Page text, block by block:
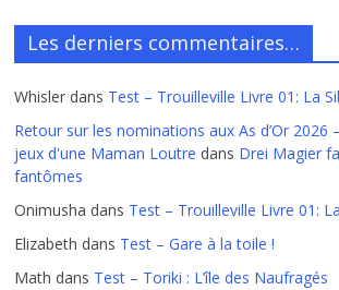
Les derniers commentaires…
Whisler dans Test – Trouilleville Livre 01: La
Retour sur les nominations aux As d’Or 2026
jeux d'une Maman Loutre dans Drei Magier
fantômes
Onimusha dans Test – Trouilleville Livre 01:
Elizabeth dans Test – Gare à la toile !
Math dans Test – Toriki : L’île des Naufragés